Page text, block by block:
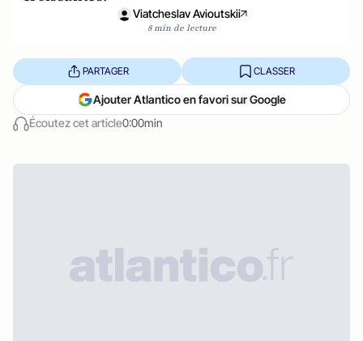
Viatcheslav Avioutskii
8 min de lecture
Écoutez cet article0:00min
PARTAGER CLASSER
Ajouter Atlantico en favori sur Google